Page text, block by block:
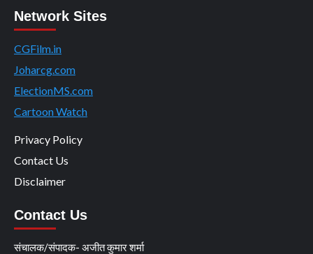
Network Sites
CGFilm.in
Joharcg.com
ElectionMS.com
Cartoon Watch
Privacy Policy
Contact Us
Disclaimer
Contact Us
संचालक/संपादक- अजीत कुमार शर्मा